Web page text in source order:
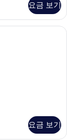
요금 보기
| 1 개의 침실, 고급 침
요금 보기